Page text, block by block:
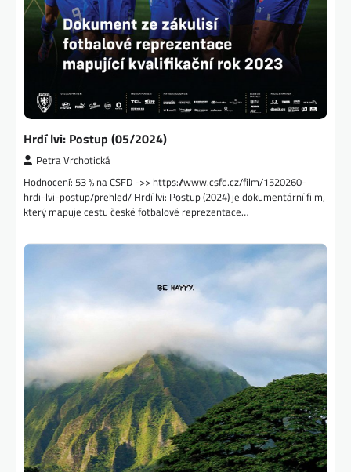
Hrdí lvi: Postup (05/2024)
Petra Vrchotická
Hodnocení: 53 % na CSFD ->> https://www.csfd.cz/film/1520260-
hrdi-lvi-postup/prehled/ Hrdí lvi: Postup (2024) je dokumentární film,
který mapuje cestu české fotbalové reprezentace…